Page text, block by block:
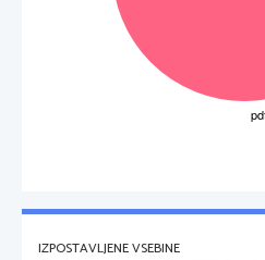
IZPOSTAVLJENE VSEBINE